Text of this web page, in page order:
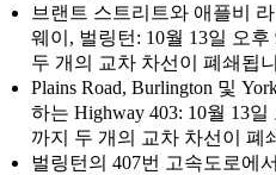
브랜트 스트리트와 애플비
웨이, 벌링턴: 10월 13일 오
두 개의 교차 차선이 폐쇄됩
Plains Road, Burlington 및
하는 Highway 403: 10월 13
까지 두 개의 교차 차선이 폐
벌링턴의 407번 고속도로에